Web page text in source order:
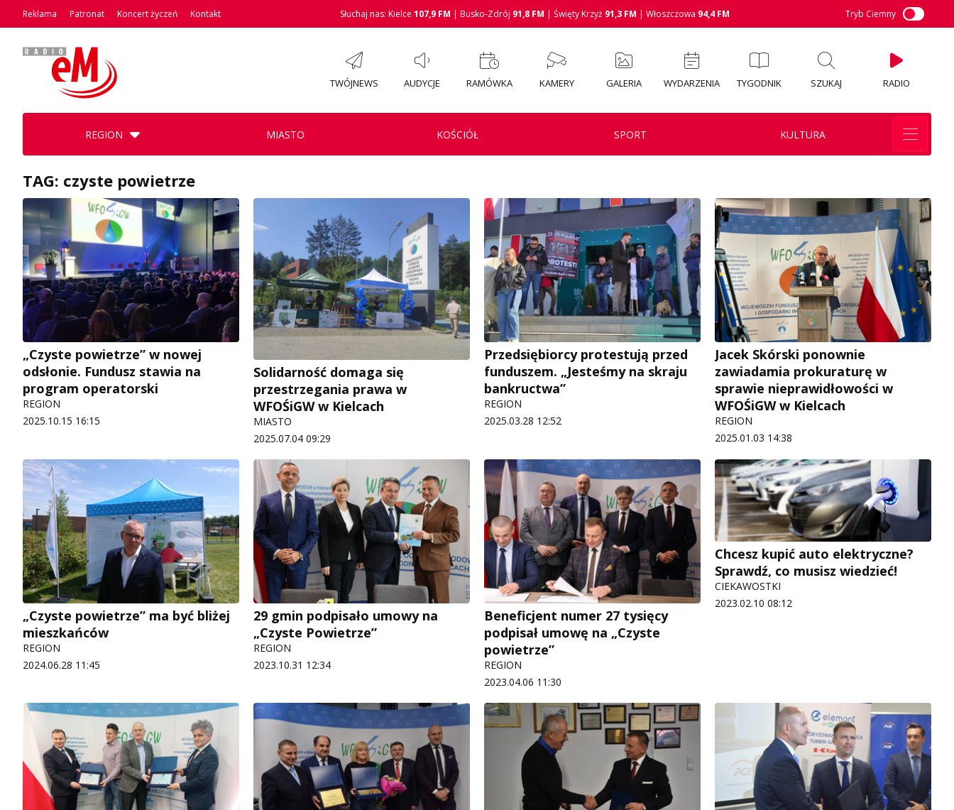
Reklama Patronat Koncert życzeń Kontakt Słuchaj nas: Kielce 107,9 FM | Busko-Zdrój 91,8 FM | Święty Krzyż 91,3 FM | Włoszczowa 94,4 FM Tryb Ciemny
TWÓJNEWS AUDYCJE RAMÓWKA KAMERY GALERIA WYDARZENIA TYGODNIK SZUKAJ RADIO
REGION MIASTO KOŚCIÓŁ SPORT KULTURA
TAG: czyste powietrze
„Czyste powietrze” w nowej
odsłonie. Fundusz stawia na
program operatorski
REGION
2025.10.15 16:15
Solidarność domaga się
przestrzegania prawa w
WFOŚiGW w Kielcach
MIASTO
2025.07.04 09:29
Przedsiębiorcy protestują przed
funduszem. „Jesteśmy na skraju
bankructwa”
REGION
2025.03.28 12:52
Jacek Skórski ponownie
zawiadamia prokuraturę w
sprawie nieprawidłowości w
WFOŚiGW w Kielcach
REGION
2025.01.03 14:38
„Czyste powietrze” ma być bliżej
mieszkańców
REGION
2024.06.28 11:45
29 gmin podpisało umowy na
„Czyste Powietrze”
REGION
2023.10.31 12:34
Beneficjent numer 27 tysięcy
podpisał umowę na „Czyste
powietrze”
REGION
2023.04.06 11:30
Chcesz kupić auto elektryczne?
Sprawdź, co musisz wiedzieć!
CIEKAWOSTKI
2023.02.10 08:12